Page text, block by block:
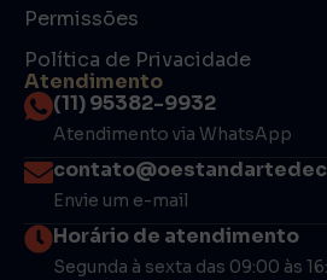
Permissões
Política de Privacidade
Atendimento
(11) 95382-9932
Atendimento via WhatsApp
Envie um e-mail
Horário de atendimento
Segunda à sexta das 09:00 às